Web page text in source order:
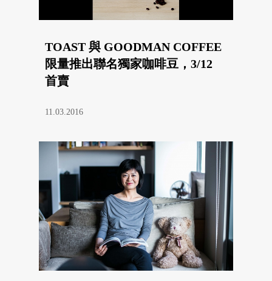
TOAST 與 GOODMAN COFFEE
限量推出聯名獨家咖啡豆，3/12
首賣
11.03.2016